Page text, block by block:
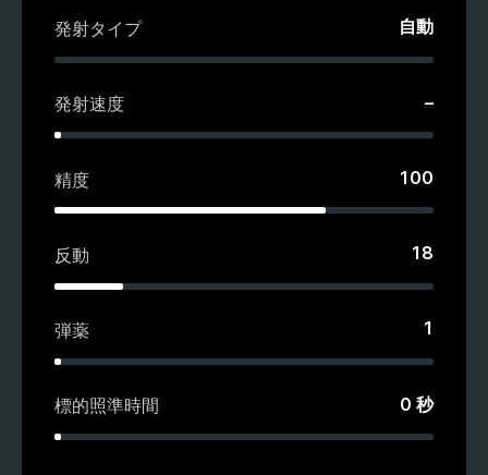
発射タイプ 自動
発射速度 –
精度 100
反動 18
弾薬 1
標的照準時間 0 秒